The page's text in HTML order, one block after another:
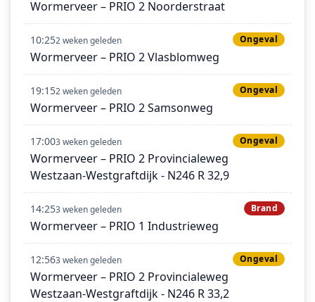
Wormerveer – PRIO 2 Noorderstraat
10:252 weken geleden Ongeval
Wormerveer – PRIO 2 Vlasblomweg
19:152 weken geleden Ongeval
Wormerveer – PRIO 2 Samsonweg
17:003 weken geleden Ongeval
Wormerveer – PRIO 2 Provincialeweg
Westzaan-Westgraftdijk - N246 R 32,9
14:253 weken geleden Brand
Wormerveer – PRIO 1 Industrieweg
12:563 weken geleden Ongeval
Wormerveer – PRIO 2 Provincialeweg
Westzaan-Westgraftdijk - N246 R 33,2